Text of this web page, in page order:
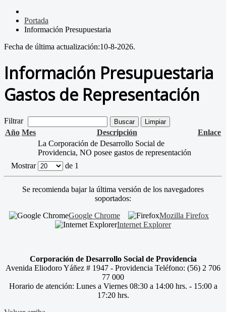
Portada
Información Presupuestaria
Fecha de última actualización:10-8-2026.
Información Presupuestaria
Gastos de Representación
Filtrar Buscar Limpiar
Año Mes Descripción
Enlace
La Corporación de Desarrollo Social de
Providencia, NO posee gastos de representación
Mostrar
de 1
Se recomienda bajar la última versión de los navegadores
soportados:
Google Chrome
Mozilla Firefox
Internet Explorer
Corporación de Desarrollo Social de Providencia
Avenida Eliodoro Yáñez # 1947 - Providencia Teléfono: (56) 2 706
77 000
Horario de atención: Lunes a Viernes 08:30 a 14:00 hrs. - 15:00 a
17:20 hrs.